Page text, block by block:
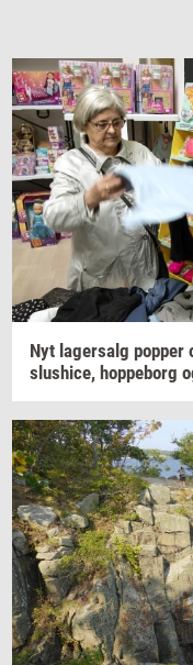
Nyt la­ger­salg pop­per
slus­hi­ce, hop­pe­borg